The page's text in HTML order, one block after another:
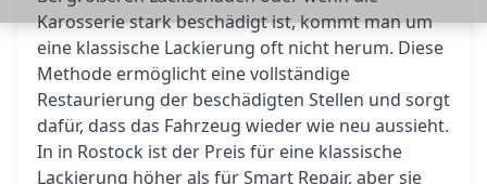
Karosserie stark beschädigt ist, kommt man um
eine klassische Lackierung oft nicht herum. Diese
Methode ermöglicht eine vollständige
Restaurierung der beschädigten Stellen und sorgt
dafür, dass das Fahrzeug wieder wie neu aussieht.
In in Rostock ist der Preis für eine klassische
Lackierung höher als für Smart Repair, aber sie